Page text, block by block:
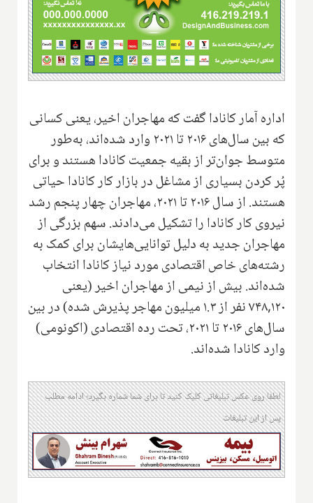
اداره آمار کانادا گفت که مهاجران اخیر، یعنی کسانی
که بین سال‌های ۲۰۱۶ تا ۲۰۲۱ وارد شده‌اند، به‌طور
متوسط جوان‌تر از بقیه جمعیت کانادا هستند و برای
پُر کردن بسیاری از مشاغل در بازار کار کانادا حیاتی
هستند. از سال ۲۰۱۶ تا ۲۰۲۱، مهاجران چهار پنجم رشد
نیروی کار کانادا را تشکیل می‌دادند. سهم بزرگی از
مهاجران جدید به دلیل توانایی‌هایشان برای کمک به
رشته‌های خاص اقتصادی مورد نیاز کانادا انتخاب
شده‌اند. بیش از نیمی از مهاجران اخیر (یعنی
۷۴۸,۱۲۰ نفر از ۱.۳ میلیون مهاجر پذیرش شده) در بین
سال‌های ۲۰۱۶ تا ۲۰۲۱، تحت رده اقتصادی (اکونومی)
وارد کانادا شده‌اند.
لطفا روی عکس تبلیغاتی کلیک کنید تا برای شما شماره بگیرد؛ ادامه مطلب
پس از این تبلیغات